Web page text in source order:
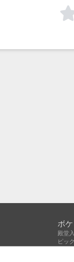
ボ
殿堂
ピッ